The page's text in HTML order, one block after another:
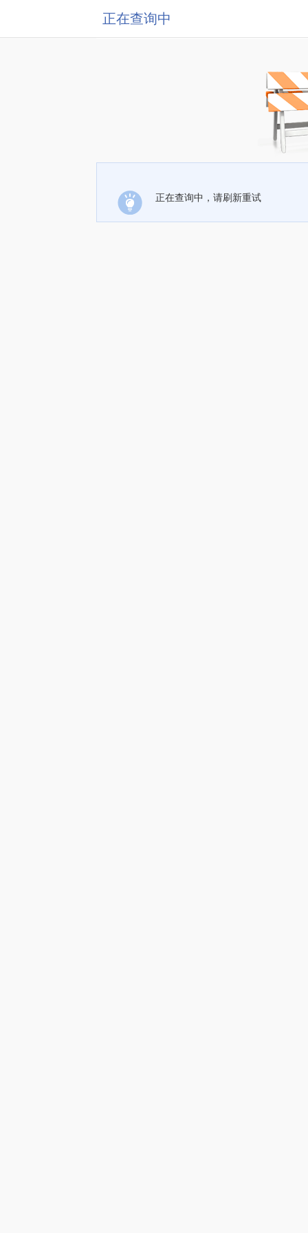
正在查询中
正在查询中，请刷新重试